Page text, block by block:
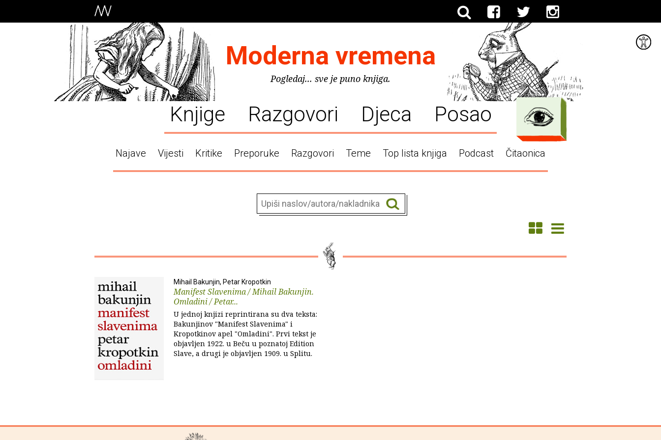
Moderna vremena
Pogledaj... sve je puno knjiga.
Knjige Razgovori Djeca Posao
Najave Vijesti Kritike Preporuke Razgovori Teme Top lista knjiga Podcast Čitaonica
Mihail Bakunjin, Petar Kropotkin
Manifest Slavenima / Mihail Bakunjin.
Omladini / Petar...
U jednoj knjizi reprintirana su dva teksta:
Bakunjinov "Manifest Slavenima" i
Kropotkinov apel "Omladini". Prvi tekst je
objavljen 1922. u Beču u poznatoj Edition
Slave, a drugi je objavljen 1909. u Splitu.